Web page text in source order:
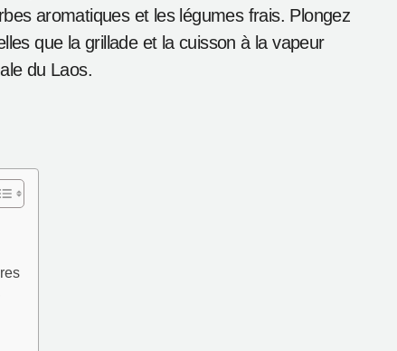
aromatiques et les légumes frais. Plongez
que la grillade et la cuisson à la vapeur
du Laos.